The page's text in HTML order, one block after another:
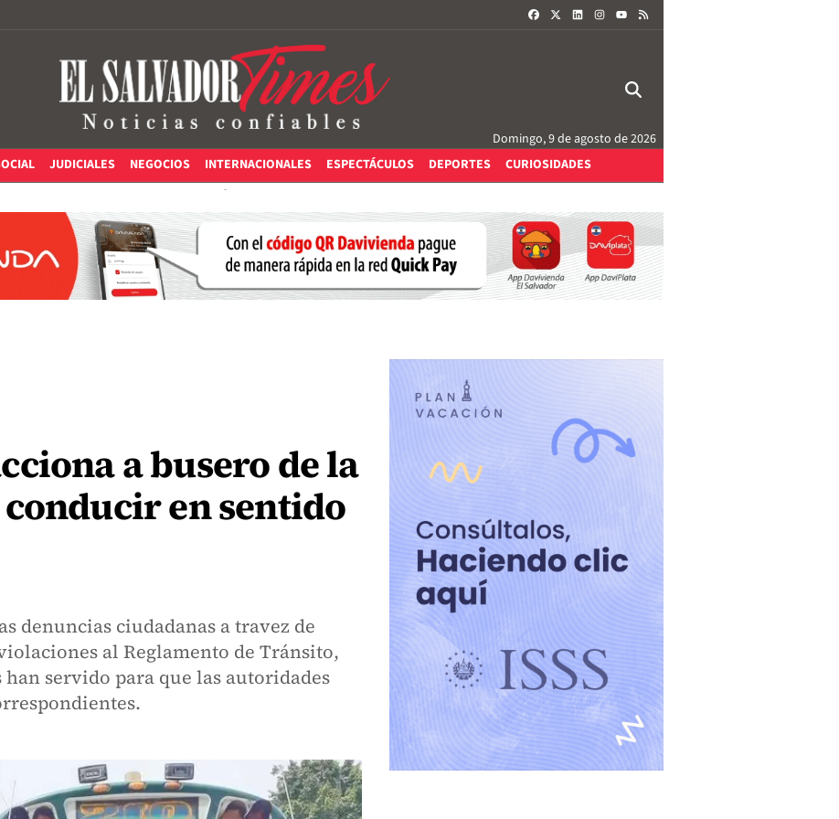
FACEBOOKLINKEDININSTAGRAM
Domingo, 9 de agosto de 2026
JUDICIALES NEGOCIOS INTERNACIONALES ESPECTÁCULOS DEPORTES CURIOSIDADES
a busero de la
en sentido
denuncias ciudadanas a travez de
al Reglamento de Tránsito,
servido para que las autoridades